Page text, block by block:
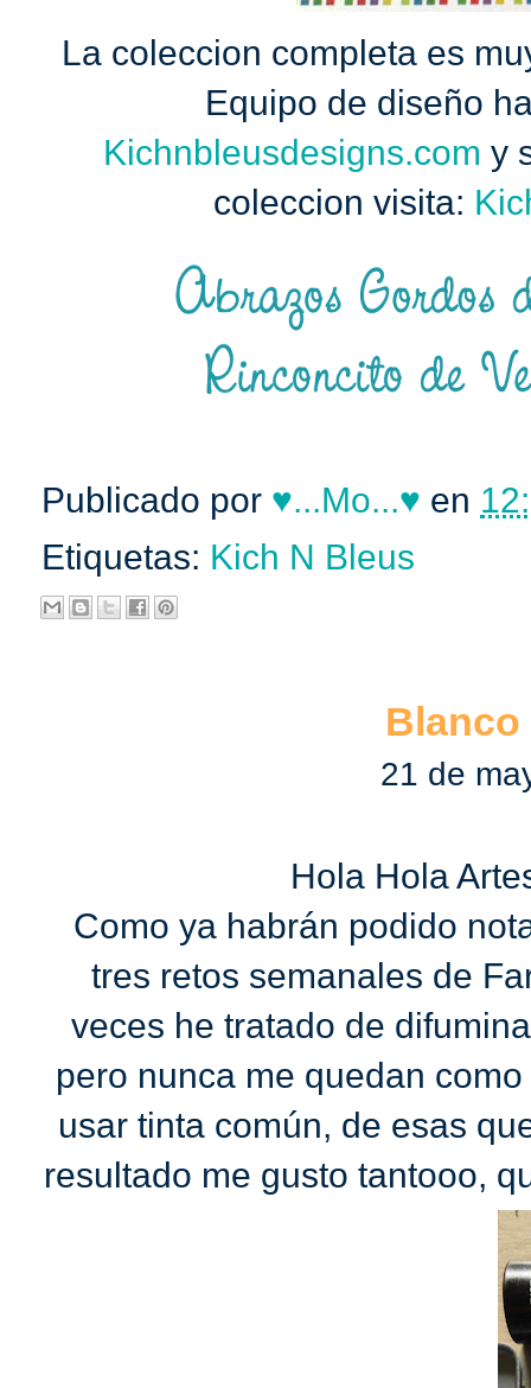
La coleccion completa es
Equipo de diseño
Kichnbleusdesigns.com y
coleccion visita:
Publicado por ♥...Mo...♥ en
Etiquetas: Kich N Bleus
Blanco
21 de
Hola Hola
Como ya habrán podido
tres retos semanales de
veces he tratado de
pero nunca me quedan
usar tinta común, de esas
resultado me gusto tantooo,